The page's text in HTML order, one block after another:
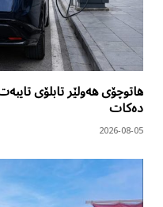
هاتوچۆی هەولێر تابلۆی
دەکات
2026-08-05